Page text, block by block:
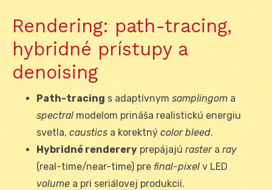
Rendering: path-tracing,
hybridné prístupy a
denoising
Path-tracing s adaptívnym samplingom a
spectral modelom prináša realistickú energiu
svetla, caustics a korektný color bleed.
Hybridné renderery prepájajú rastera ray
(real-time/near-time) pre final-pixel v LED
volume a pri seriálovej produkcii.